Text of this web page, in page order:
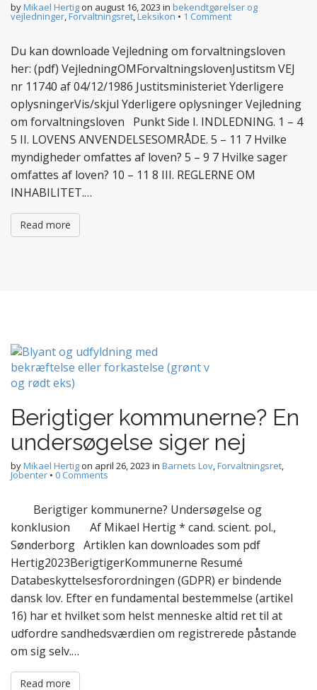
byMikael Hertigon august 16, 2023 in bekendtgørelser og
vejledninger,Forvaltningsret,Leksikon • 1 Comment
Du kan downloade Vejledning om forvaltningsloven
her: (pdf) VejledningOMForvaltningslovenJustitsm VEJ
nr 11740 af 04/12/1986 Justitsministeriet Yderligere
oplysningerVis/skjul Yderligere oplysninger Vejledning
om forvaltningsloven Punkt Side I. INDLEDNING. 1 – 4
5 II. LOVENS ANVENDELSESOMRÅDE. 5 – 11 7 Hvilke
myndigheder omfattes af loven? 5 – 9 7 Hvilke sager
omfattes af loven? 10 – 11 8 III. REGLERNE OM
INHABILITET.…
Read more
Berigtiger kommunerne? En
undersøgelse siger nej
byMikael Hertigon april 26, 2023 in Barnets Lov,Forvaltningsret,
Jobenter • 0 Comments
Berigtiger kommunerne? Undersøgelse og
konklusion Af Mikael Hertig * cand. scient. pol.,
Sønderborg Artiklen kan downloades som pdf
Hertig2023BerigtigerKommunerne Resumé
Databeskyttelsesforordningen (GDPR) er bindende
dansk lov. Efter en fundamental bestemmelse (artikel
16) har et hvilket som helst menneske altid ret til at
udfordre sandhedsværdien om registrerede påstande
om sig selv.…
Read more